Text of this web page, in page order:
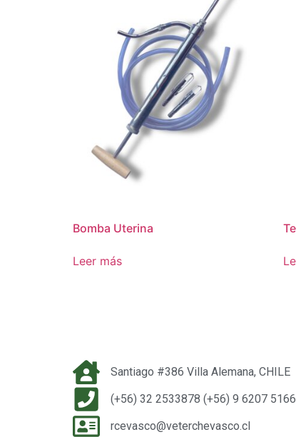
Bomba Uterina
Leer más
Santiago #386 Villa Alemana, CHILE
(+56) 32 2533878 (+56) 9 6207 5166
rcevasco@veterchevasco.cl